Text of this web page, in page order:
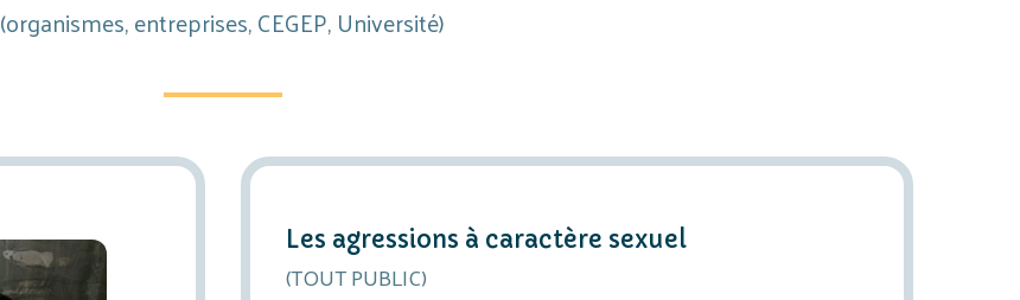
(organismes, entreprises, CEGEP, Université)
Les agressions à caractère sexuel
(TOUT PUBLIC)